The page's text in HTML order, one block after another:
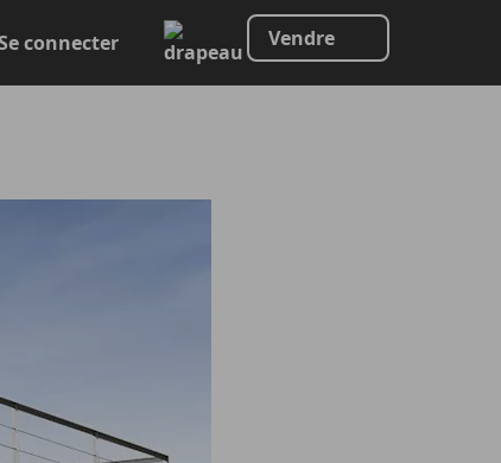
connecter Vendre